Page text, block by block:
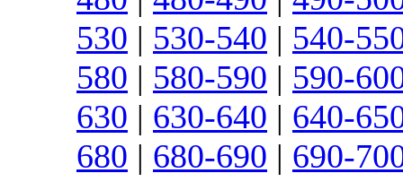
530 | 530-540 | 540-
580 | 580-590 | 590-
630 | 630-640 | 640-
680 | 680-690 | 690-